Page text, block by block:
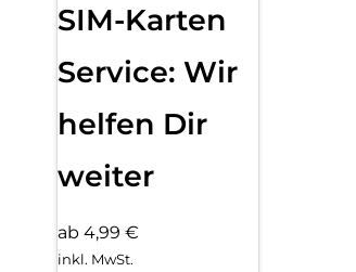
SIM-Karten
Service: Wir
helfen Dir
weiter
ab 4,99 €
inkl. MwSt.